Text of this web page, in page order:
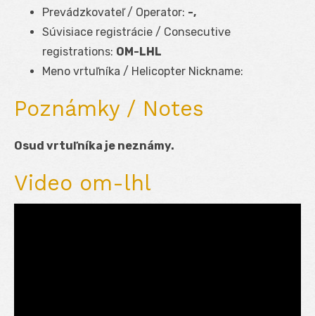
Prevádzkovateľ / Operator: -,
Súvisiace registrácie / Consecutive
registrations: OM-LHL
Meno vrtuľníka / Helicopter Nickname:
Poznámky / Notes
Osud vrtuľníka je neznámy.
Video om-lhl